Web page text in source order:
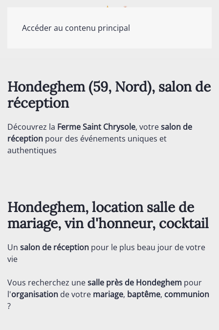
Accéder au contenu principal
Hondeghem (59, Nord), salon de
réception
Découvrez la Ferme Saint Chrysole, votresalon de
réception pour des événements uniques et
authentiques
Hondeghem, location salle de
mariage, vin d'honneur, cocktail
Un salon de réception pour le plus beau jour de votre
vie
Vous recherchez unesalle près de Hondeghem pour
l'organisation de votre mariage, baptême, communion
?